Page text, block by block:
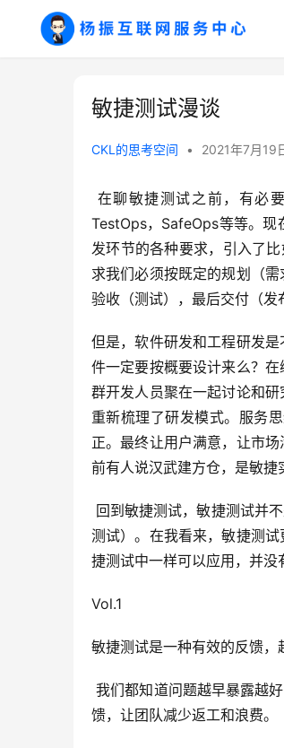
敏捷测试漫谈
CKL的思考空间 • 2021年7月19
TestOps，SafeOps等等。现
发环节的各种要求，引入了
求我们必须按既定的规划（
验收（测试），最后交付（发
但是，软件研发和工程研发
件一定要按概要设计来么？
群开发人员聚在一起讨论和
重新梳理了研发模式。服务
正。最终让用户满意，让市
前有人说汉武建方仓，是敏捷
测试）。在我看来，敏捷测
捷测试中一样可以应用，并没
Vol.1
敏捷测试是一种有效的反馈，
我们都知道问题越早暴露越好，所以我们提倡测试左移，推行ATDD，BDD等等，都是为了更早的发现问题，并快速反
馈，让团队减少返工和浪费。